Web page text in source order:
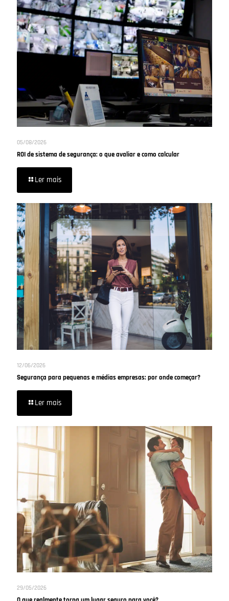
05/08/2026
ROI de sistema de segurança: o que avaliar e como calcular
Ler mais
12/06/2026
Segurança para pequenas e médias empresas: por onde começar?
Ler mais
29/05/2026